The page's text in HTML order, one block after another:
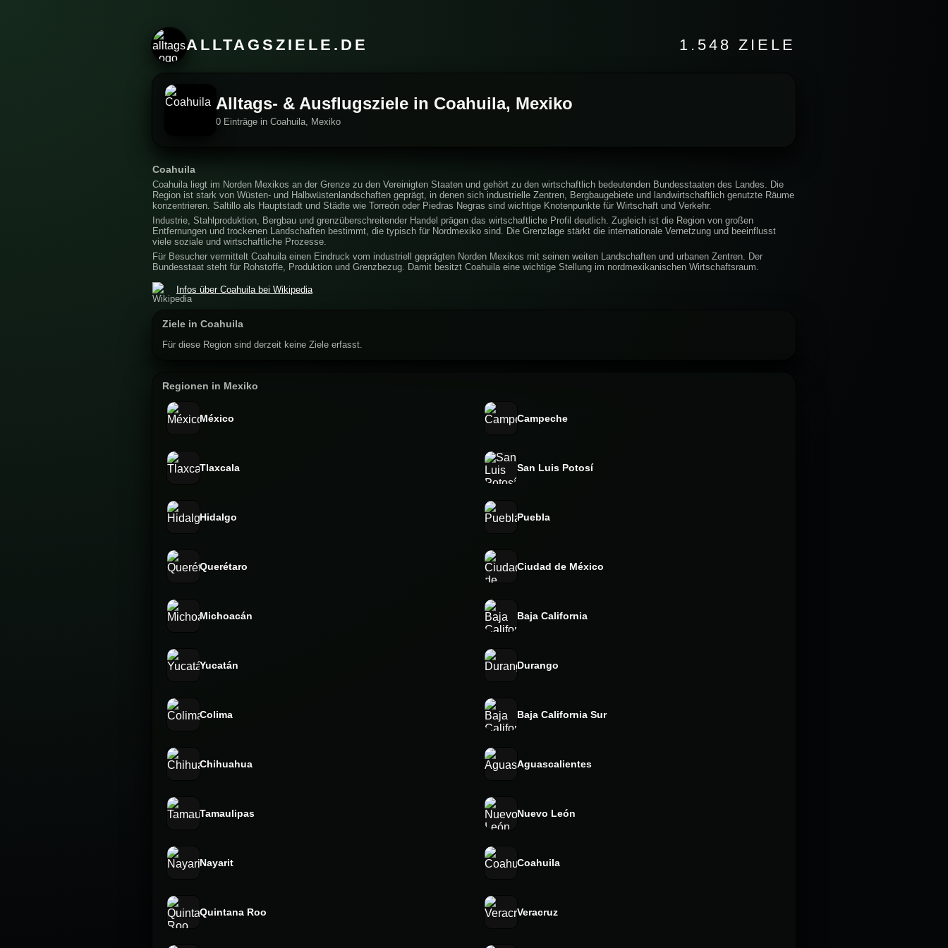
ALLTAGSZIELE.DE 1.548 ZIELE
Alltags- & Ausflugsziele in Coahuila, Mexiko
0 Einträge in Coahuila, Mexiko
Coahuila
Coahuila liegt im Norden Mexikos an der Grenze zu den Vereinigten Staaten und gehört zu den wirtschaftlich bedeutenden Bundesstaaten des Landes. Die
Region ist stark von Wüsten- und Halbwüstenlandschaften geprägt, in denen sich industrielle Zentren, Bergbaugebiete und landwirtschaftlich genutzte Räume
konzentrieren. Saltillo als Hauptstadt und Städte wie Torreón oder Piedras Negras sind wichtige Knotenpunkte für Wirtschaft und Verkehr.
Industrie, Stahlproduktion, Bergbau und grenzüberschreitender Handel prägen das wirtschaftliche Profil deutlich. Zugleich ist die Region von großen
Entfernungen und trockenen Landschaften bestimmt, die typisch für Nordmexiko sind. Die Grenzlage stärkt die internationale Vernetzung und beeinflusst
viele soziale und wirtschaftliche Prozesse.
Für Besucher vermittelt Coahuila einen Eindruck vom industriell geprägten Norden Mexikos mit seinen weiten Landschaften und urbanen Zentren. Der
Bundesstaat steht für Rohstoffe, Produktion und Grenzbezug. Damit besitzt Coahuila eine wichtige Stellung im nordmexikanischen Wirtschaftsraum.
Infos über Coahuila bei Wikipedia
Ziele in Coahuila
Für diese Region sind derzeit keine Ziele erfasst.
Regionen in Mexiko
México Campeche
Tlaxcala San Luis Potosí
Hidalgo Puebla
Querétaro Ciudad de México
Michoacán Baja California
Yucatán Durango
Colima Baja California Sur
Chihuahua Aguascalientes
Tamaulipas Nuevo León
Nayarit Coahuila
Quintana Roo Veracruz